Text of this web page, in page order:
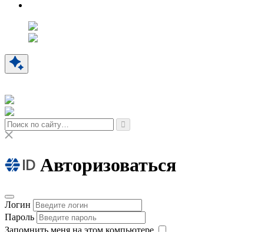
Авторизоваться
Логин
Пароль